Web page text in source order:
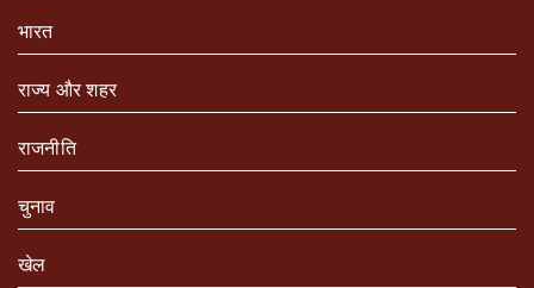
भारत
राज्य और शहर
राजनीति
चुनाव
खेल